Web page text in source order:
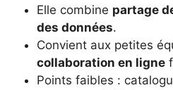
Elle combine partage
des données.
Convient aux petites
collaboration en ligne
Points faibles :